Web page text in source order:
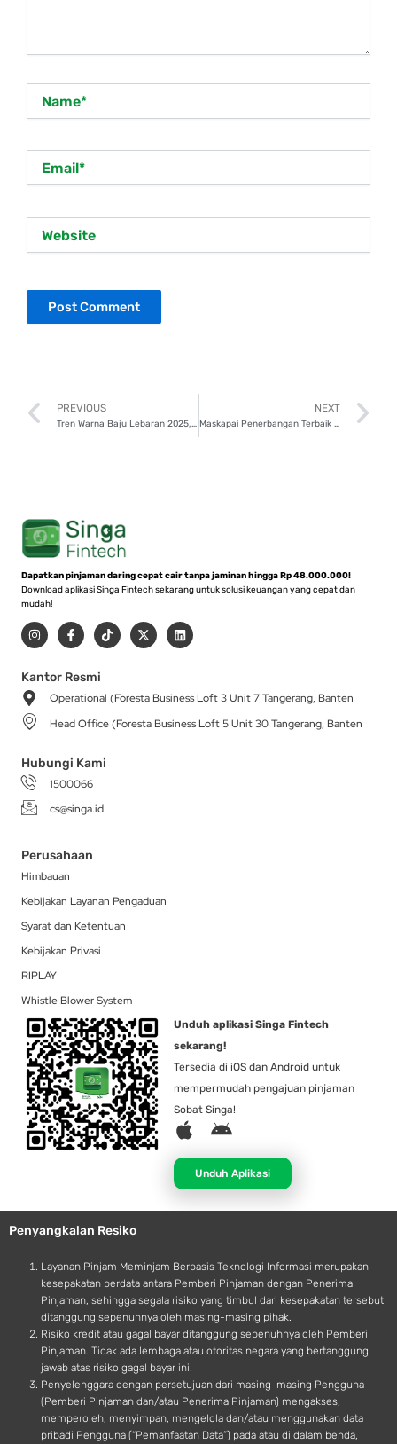
Prev
PREVIOUS
Tren Warna Baju Lebaran 2025, Kamu Pilih yang Mana?
NEXT
Maskapai Penerbangan Terbaik Dunia 2025, Garuda Indonesia Salah Satunya!
Dapatkan pinjaman daring cepat cair tanpa jaminan hingga Rp 48.000.000!
Download aplikasi Singa Fintech sekarang untuk solusi keuangan yang cepat dan
mudah!
I
n
s
a
g
r
a
m
F
a
c
b
o
-
T
i
k
X
-
t
t
r
L
i
n
i
Kantor Resmi
Operational (Foresta Business Loft 3 Unit 7 Tangerang, Banten
Head Office (Foresta Business Loft 5 Unit 30 Tangerang, Banten
Hubungi Kami
1500066
cs@singa.id
Perusahaan
Himbauan
Kebijakan Layanan Pengaduan
Syarat dan Ketentuan
Kebijakan Privasi
RIPLAY
Whistle Blower System
Unduh aplikasi Singa Fintech
sekarang!
Tersedia di iOS dan Android untuk
mempermudah pengajuan pinjaman
Sobat Singa!
A
p
l
e
A
d
r
o
d
Unduh Aplikasi
Penyangkalan Resiko
Layanan Pinjam Meminjam Berbasis Teknologi Informasi merupakan
kesepakatan perdata antara Pemberi Pinjaman dengan Penerima
Pinjaman, sehingga segala risiko yang timbul dari kesepakatan tersebut
ditanggung sepenuhnya oleh masing-masing pihak.
Risiko kredit atau gagal bayar ditanggung sepenuhnya oleh Pemberi
Pinjaman. Tidak ada lembaga atau otoritas negara yang bertanggung
jawab atas risiko gagal bayar ini.
Penyelenggara dengan persetujuan dari masing-masing Pengguna
(Pemberi Pinjaman dan/atau Penerima Pinjaman) mengakses,
memperoleh, menyimpan, mengelola dan/atau menggunakan data
pribadi Pengguna (“Pemanfaatan Data”) pada atau di dalam benda,